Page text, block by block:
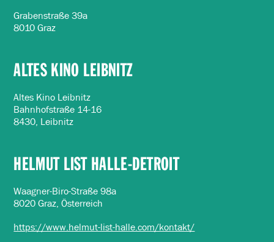
Grabenstraße 39a
8010 Graz
ALTES KINO LEIBNITZ
Altes Kino Leibnitz
Bahnhofstraße 14-16
8430, Leibnitz
HELMUT LIST HALLE-DETROIT
Waagner-Biro-Straße 98a
8020 Graz, Österreich
https://www.helmut-list-halle.com/kontakt/